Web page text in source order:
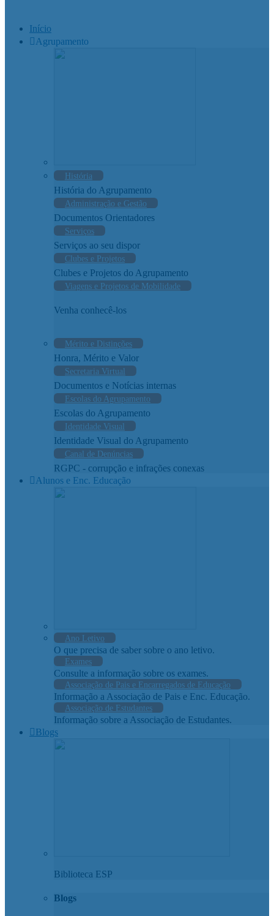
Início
Agrupamento
História
História do Agrupamento
Administração e Gestão
Documentos Orientadores
Serviços
Serviços ao seu dispor
Clubes e Projetos
Clubes e Projetos do Agrupamento
Viagens e Projetos de Mobilidade
Venha conhecê-los
Mérito e Distinções
Honra, Mérito e Valor
Secretaria Virtual
Documentos e Notícias internas
Escolas do Agrupamento
Escolas do Agrupamento
Identidade Visual
Identidade Visual do Agrupamento
Canal de Denúncias
RGPC - corrupção e infrações conexas
Alunos e Enc. Educação
Ano Letivo
O que precisa de saber sobre o ano letivo.
Exames
Consulte a informação sobre os exames.
Associação de Pais e Encarregados de Educação
Informação a Associação de Pais e Enc. Educação.
Associação de Estudantes
Informação sobre a Associação de Estudantes.
Blogs
Biblioteca ESP
Blogs